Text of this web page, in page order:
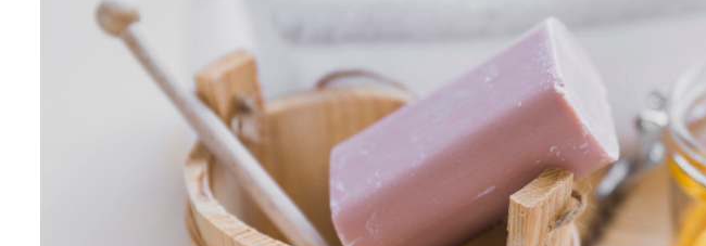
SAVON DE SOIN BIO CHEVRE-3
4.50€
SAVON DE SOIN BIO
CALENDULA-4
5.50 €
SAVON DE SOIN BIO
5.50€
GEL DOUCHE AU LAIT
200ML-8
8.50€